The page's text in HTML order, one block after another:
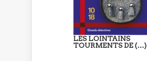
LES LOINTAINS
TOURMENTS DE (…)